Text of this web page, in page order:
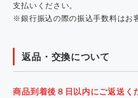
支払いください。
※銀行振込の際の振込手数料はお
返品・交換について
商品到着後８日以内にご返送く